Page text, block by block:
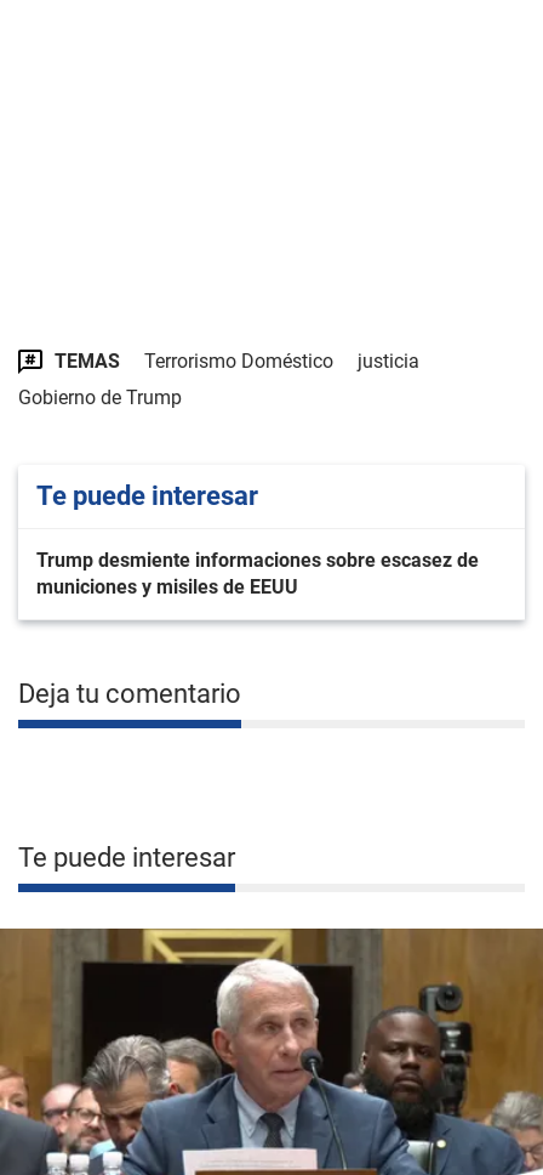
TEMAS Terrorismo Doméstico
justicia
Gobierno de Trump
Te puede interesar
Trump desmiente informaciones sobre escasez de
municiones y misiles de EEUU
Deja tu comentario
Te puede interesar